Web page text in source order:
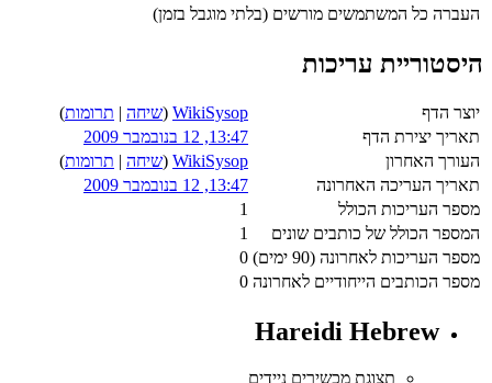
העברה כל המשתמשים מורשים (בלתי מוגבל בזמן)
היסטוריית עריכות
יוצר הדף WikiSysop
(שיחה | תרומות)
תאריך יצירת הדף
13:47, 12 בנובמבר 2009
העורך האחרון
WikiSysop
(שיחה | תרומות)
תאריך העריכה האחרונה
13:47, 12 בנובמבר 2009
מספר העריכות הכולל
1
המספר הכולל של כותבים שונים
1
מספר העריכות לאחרונה (90 ימים)
0
מספר הכותבים הייחודיים לאחרונה 0
Hareidi Hebrew
תצוגת מכשירים ניידים